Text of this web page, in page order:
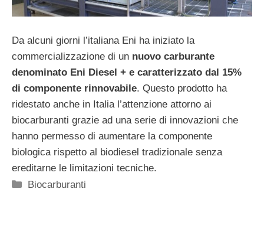
Da alcuni giorni l’italiana Eni ha iniziato la
commercializzazione di un nuovo carburante
denominato Eni Diesel + e caratterizzato dal 15%
di componente rinnovabile. Questo prodotto ha
ridestato anche in Italia l’attenzione attorno ai
biocarburanti grazie ad una serie di innovazioni che
hanno permesso di aumentare la componente
biologica rispetto al biodiesel tradizionale senza
ereditarne le limitazioni tecniche.
Categorie
Biocarburanti